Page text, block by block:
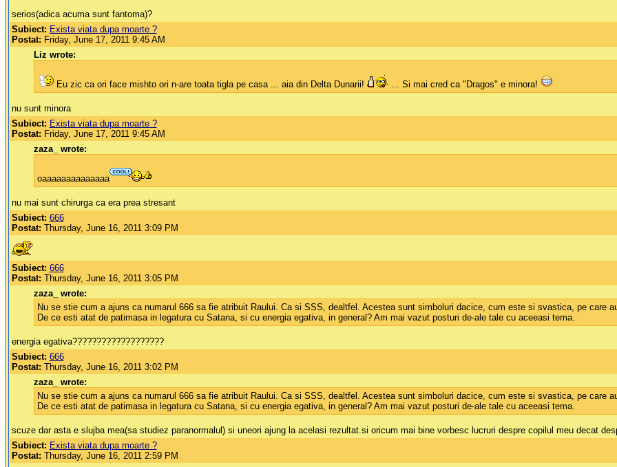
serios(adica acuma sunt fantoma)?
Subiect: Exista viata dupa moarte ?
Postat: Friday, June 17, 2011 9:45 AM
Liz wrote:
Eu zic ca ori face mishto ori n-are toata tigla pe casa ... aia din Delta Dunarii! ... Si mai cred ca "Dragos" e minora!
nu sunt minora
Subiect: Exista viata dupa moarte ?
Postat: Friday, June 17, 2011 9:45 AM
zaza_ wrote:
oaaaaaaaaaaaaaa
nu mai sunt chirurga ca era prea stresant
Subiect: 666
Postat: Thursday, June 16, 2011 3:09 PM
Subiect: 666
Postat: Thursday, June 16, 2011 3:05 PM
zaza_ wrote:
Nu se stie cum a ajuns ca numarul 666 sa fie atribuit Raului. Ca si SSS, dealtfel. Acestea sunt simboluri dacice, cum este si svastica, pe care
De ce esti atat de patimasa in legatura cu Satana, si cu energia egativa, in general? Am mai vazut posturi de-ale tale cu aceeasi tema.
energia egativa???????????????????
Subiect: 666
Postat: Thursday, June 16, 2011 3:02 PM
zaza_ wrote:
Nu se stie cum a ajuns ca numarul 666 sa fie atribuit Raului. Ca si SSS, dealtfel. Acestea sunt simboluri dacice, cum este si svastica, pe care
De ce esti atat de patimasa in legatura cu Satana, si cu energia egativa, in general? Am mai vazut posturi de-ale tale cu aceeasi tema.
scuze dar asta e slujba mea(sa studiez paranormalul) si uneori ajung la acelasi rezultat.si oricum mai bine vorbesc lucruri despre copilul meu decat
Subiect: Exista viata dupa moarte ?
Postat: Thursday, June 16, 2011 2:59 PM